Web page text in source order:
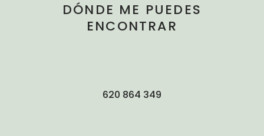
DÓNDE ME PUEDES
ENCONTRAR
620 864 349